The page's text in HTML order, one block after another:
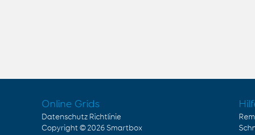
Online Grids
Datenschutz Richtlinie
Copyright © 2026 Smartbox